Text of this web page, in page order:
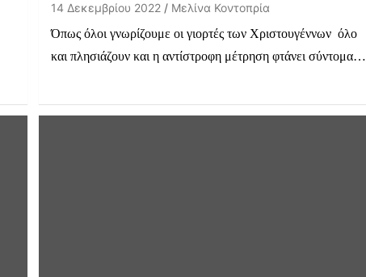
14 Δεκεμβρίου 2022
Μελίνα Κοντοπρία
Όπως όλοι γνωρίζουμε οι γιορτές των Χριστουγέννων όλο
και πλησιάζουν και η αντίστροφη μέτρηση φτάνει σύντομα…